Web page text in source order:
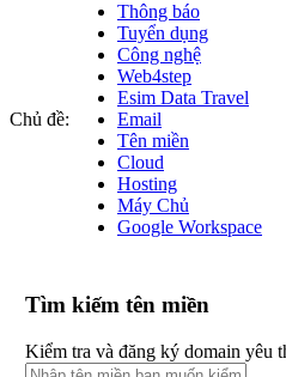
Chủ đề:
Thông báo
Tuyển dụng
Công nghệ
Web4step
Esim Data Travel
Email
Tên miền
Cloud
Hosting
Máy Chủ
Google Workspace
Tìm kiếm tên miền
Kiểm tra và đăng ký domain yêu